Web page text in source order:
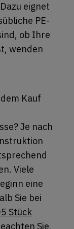
eignet
PE-
ob Ihre
wenden
Kauf
Je nach
Viele
eine
Sie bei
Stück
Sie,